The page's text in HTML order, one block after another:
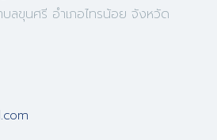
ลขุนศรี อำเภอไทรน้อย จังหวัด